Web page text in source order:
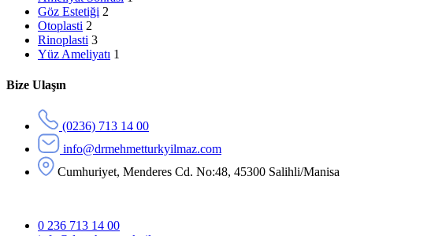
Göz Estetiği 2
Otoplasti 2
Rinoplasti 3
Yüz Ameliyatı 1
Bize Ulaşın
(0236) 713 14 00
info@drmehmetturkyilmaz.com
Cumhuriyet, Menderes Cd. No:48, 45300 Salihli/Manisa
0 236 713 14 00